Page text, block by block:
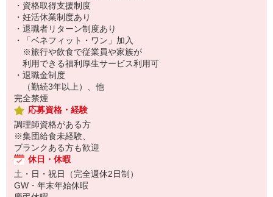
・資格取得支援制度
・妊活休業制度あり
・退職者リターン制度あり
・「ベネフィット・ワン」加入
※旅行や飲食で従業員や家族が
利用できる福利厚生サービス利用可
・退職金制度
（勤続3年以上）、他
完全禁煙
応募資格・経験
調理師資格がある方
※集団給食未経験、
ブランクある方も歓迎
休日・休暇
土・日・祝日（完全週休2日制）
GW・年末年始休暇